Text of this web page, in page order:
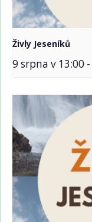
Živly Jeseníků
9 srpna v 13:00 -